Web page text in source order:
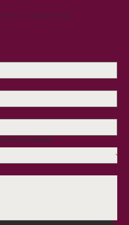
une consultation juridique.
de pratique *